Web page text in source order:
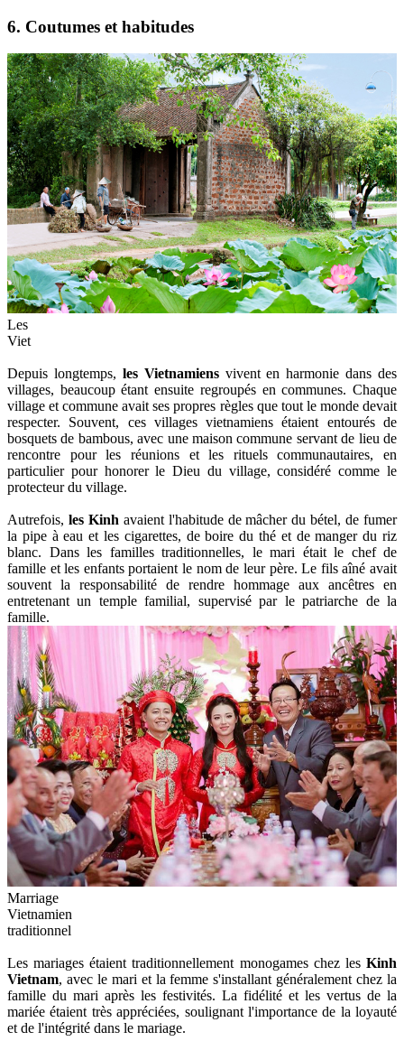
6. Coutumes et habitudes
Les
Viet
Depuis longtemps, les Vietnamiensvivent en harmonie dans des
villages, beaucoup étant ensuite regroupés en communes. Chaque
village et commune avait ses propres règles que tout le monde devait
respecter. Souvent, ces villages vietnamiens étaient entourés de
bosquets de bambous, avec une maison commune servant de lieu de
rencontre pour les réunions et les rituels communautaires, en
particulier pour honorer le Dieu du village, considéré comme le
protecteur du village.
Autrefois, les Kinhavaient l'habitude de mâcher du bétel, de fumer
la pipe à eau et les cigarettes, de boire du thé et de manger du riz
blanc. Dans les familles traditionnelles, le mari était le chef de
famille et les enfants portaient le nom de leur père. Le fils aîné avait
souvent la responsabilité de rendre hommage aux ancêtres en
entretenant un temple familial, supervisé par le patriarche de la
famille.
Marriage
Vietnamien
traditionnel
Les mariages étaient traditionnellement monogames chez les Kinh
Vietnam, avec le mari et la femme s'installant généralement chez la
famille du mari après les festivités. La fidélité et les vertus de la
mariée étaient très appréciées, soulignant l'importance de la loyauté
et de l'intégrité dans le mariage.